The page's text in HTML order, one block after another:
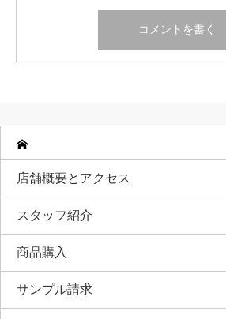
店舗概要とアクセス
スタッフ紹介
商品購入
サンプル請求